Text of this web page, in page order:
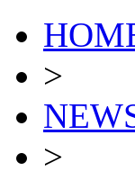
>
>